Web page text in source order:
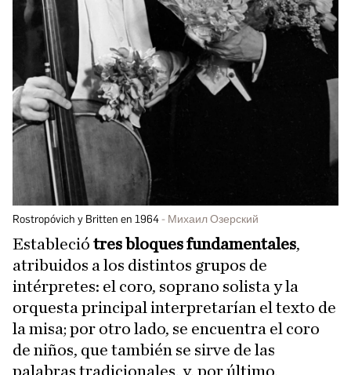
Rostropóvich y Britten en 1964 Михаил Озерский
Estableció tres bloques fundamentales,
atribuidos a los distintos grupos de
intérpretes: el coro, soprano solista y la
orquesta principal interpretarían el texto de
la misa; por otro lado, se encuentra el coro
de niños, que también se sirve de las
palabras tradicionales, y, por último,